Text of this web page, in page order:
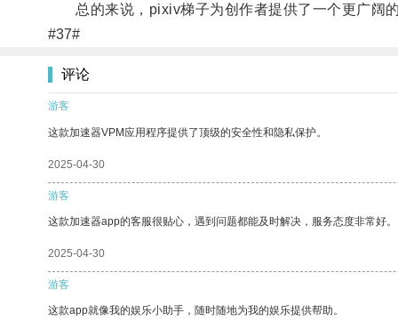
总的来说，pixiv梯子为创作者提供了一个更广阔的
#37#
评论
游客
这款加速器VPM应用程序提供了顶级的安全性和隐私保护。
2025-04-30
游客
这款加速器app的客服很贴心，遇到问题都能及时解决，服务态度非常好。
2025-04-30
游客
这款app就像我的娱乐小助手，随时随地为我的娱乐提供帮助。